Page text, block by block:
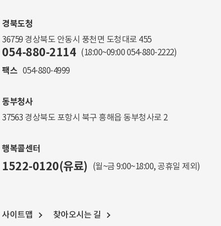
경북도청
36759 경상북도 안동시 풍천면 도청대로 455
054-880-2114 (18:00~09:00 054-880-2222)
팩스 054-880-4999
동부청사
37563 경상북도 포항시 북구 흥해읍 동부청사로 2
행복콜센터
1522-0120(유료) (월~금 9:00~18:00, 공휴일 제외)
사이트맵 찾아오시는 길